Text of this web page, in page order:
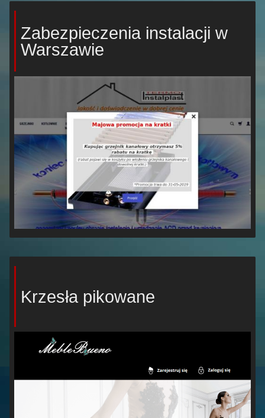
Zabezpieczenia instalacji w
Warszawie
Krzesła pikowane